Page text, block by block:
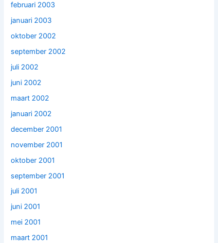
februari 2003
januari 2003
oktober 2002
september 2002
juli 2002
juni 2002
maart 2002
januari 2002
december 2001
november 2001
oktober 2001
september 2001
juli 2001
juni 2001
mei 2001
maart 2001